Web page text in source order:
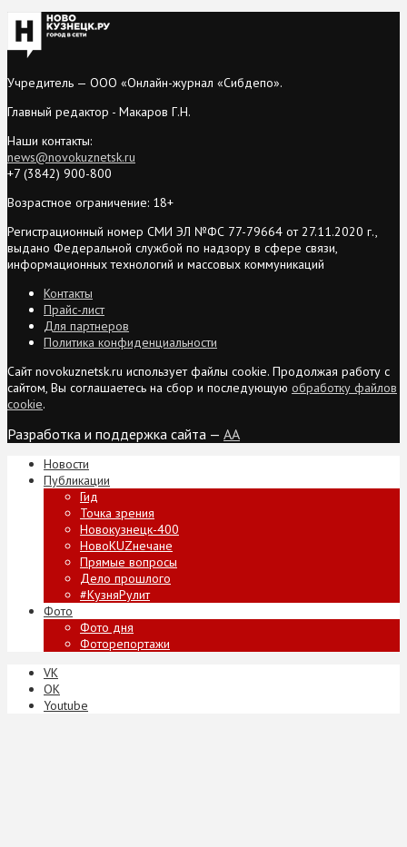
Учредитель — ООО «Онлайн-журнал «Сибдепо».
Главный редактор - Макаров Г.Н.
Наши контакты:
news@novokuznetsk.ru
+7 (3842) 900-800
Возрастное ограничение: 18+
Регистрационный номер СМИ ЭЛ №ФС 77-79664 от 27.11.2020 г.,
выдано Федеральной службой по надзору в сфере связи,
информационных технологий и массовых коммуникаций
Контакты
Прайс-лист
Для партнеров
Политика конфиденциальности
Сайт novokuznetsk.ru использует файлы cookie. Продолжая работу с
сайтом, Вы соглашаетесь на сбор и последующую обработку файлов
cookie.
Разработка и поддержка сайта — AA
Новости
Публикации
Гид
Точка зрения
Новокузнецк-400
НовоKUZнечане
Прямые вопросы
Дело прошлого
#КузняРулит
Фото
Фото дня
Фоторепортажи
VK
ОК
Youtube